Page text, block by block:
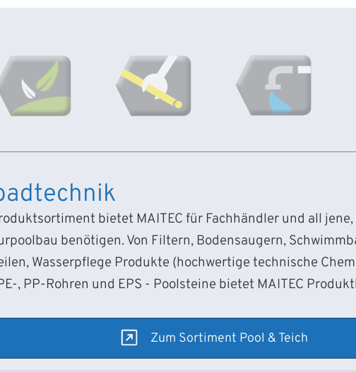
bietet MAITEC für Fachhändler und all
benötigen. Von Filtern, Bodensaugern,
Wasserpflege Produkte (hochwertige technische
, PP-Rohren und EPS - Poolsteine bietet MAITEC
Zum Sortiment Pool & Teich